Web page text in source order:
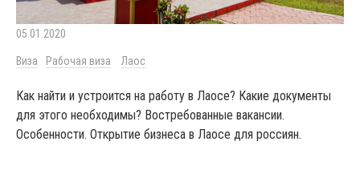
05.01.2020
Виза Рабочая виза Лаос
Как найти и устроится на работу в Лаосе? Какие документы
для этого необходимы? Востребованные вакансии.
Особенности. Открытие бизнеса в Лаосе для россиян.